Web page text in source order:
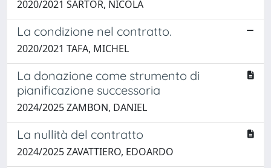
2020/2021 SARTOR, NICOLA
La condizione nel contratto.
2020/2021 TAFA, MICHEL
La donazione come strumento di
pianificazione successoria
2024/2025 ZAMBON, DANIEL
La nullità del contratto
2024/2025 ZAVATTIERO, EDOARDO